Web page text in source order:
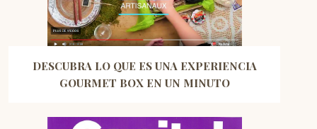
DESCUBRA LO QUE ES UNA EXPERIENCIA
GOURMET BOX EN UN MINUTO